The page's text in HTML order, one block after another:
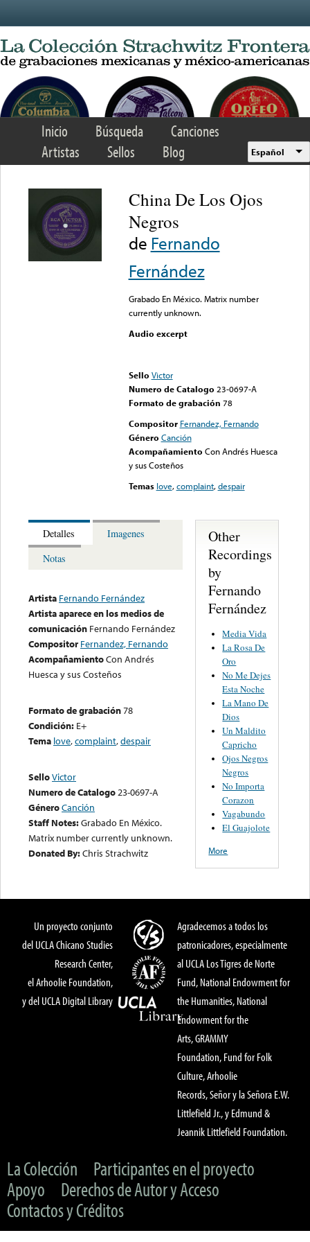
Inicio Búsqueda
Canciones
Artistas
Sellos Blog Español
China De Los Ojos
Negros
de Fernando
Fernández
Grabado En México. Matrix number
currently unknown.
Audio excerpt
Sello Victor
Numero de Catalogo 23-0697-A
Formato de grabación 78
Compositor Fernandez, Fernando
Género Canción
Acompañamiento Con Andrés Huesca
y sus Costeños
Temas love,complaint,despair
Detalles
Imagenes
Notas
Artista Fernando Fernández
Artista aparece en los medios de
comunicación Fernando Fernández
Compositor Fernandez, Fernando
AcompañamientoCon Andrés
Huesca y sus Costeños
Formato de grabación78
Condición: E+
Tema love,complaint,despair
SelloVictor
Numero de Catalogo23-0697-A
GéneroCanción
Staff Notes:Grabado En México.
Matrix number currently unknown.
Donated By:Chris Strachwitz
Other
Recordings
by
Fernando
Fernández
Media Vida
La Rosa De
Oro
No Me Dejes
Esta Noche
La Mano De
Dios
Un Maldito
Capricho
Ojos Negros
Negros
No Importa
Corazon
Vagabundo
El Guajolote
More
Un proyecto conjunto
del UCLA Chicano Studies
Research Center,
el Arhoolie Foundation,
y del UCLA Digital Library
Agradecemos a todos los
patronicadores, especialmente
al UCLA Los Tigres de Norte
Fund, National Endowment for
the Humanities, National
Endowment for the
Arts, GRAMMY
Foundation, Fund for Folk
Culture, Arhoolie
Records, Señor y la Señora E.W.
Littlefield Jr., y Edmund &
Jeannik Littlefield Foundation.
La Colección
Participantes en el proyecto
Apoyo
Derechos de Autor y Acceso
Contactos y Créditos